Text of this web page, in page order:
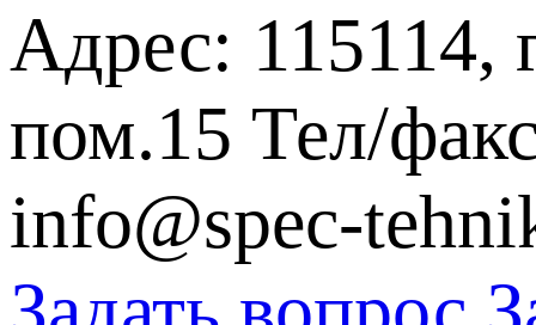
Адрес: 115114,
пом.15 Тел/
info@spec-